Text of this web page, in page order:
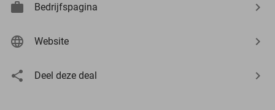
Bedrijfspagina
Website
Deel deze deal